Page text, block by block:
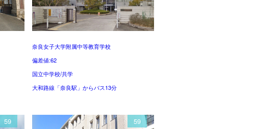
奈良女子大学附属中等教育学校
偏差値:62
国立中学校/共学
大和路線「奈良駅」からバス13分
59 59